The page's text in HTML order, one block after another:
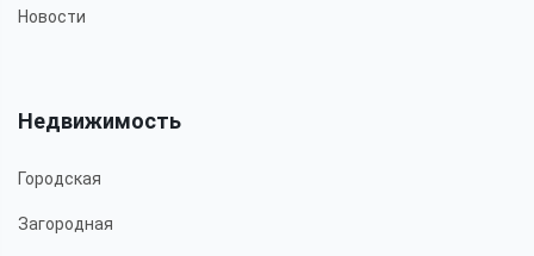
Новости
Недвижимость
Городская
Загородная